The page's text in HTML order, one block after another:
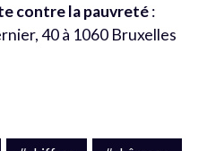
contre la pauvreté:
40 à 1060 Bruxelles